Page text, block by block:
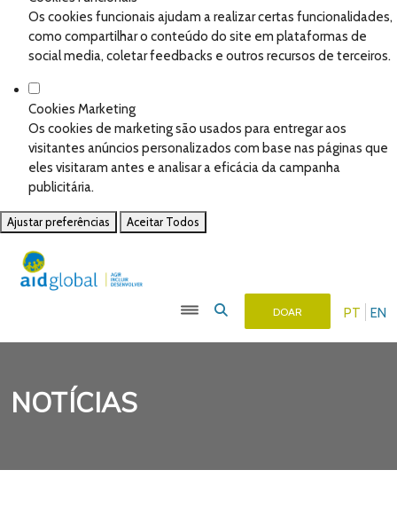
Os cookies funcionais ajudam a realizar certas funcionalidades,
como compartilhar o conteúdo do site em plataformas de
social media, coletar feedbacks e outros recursos de terceiros.
Cookies Marketing
Os cookies de marketing são usados para entregar aos
visitantes anúncios personalizados com base nas páginas que
eles visitaram antes e analisar a eficácia da campanha
publicitária.
Ajustar preferências Aceitar Todos
PT EN
DOAR
NOTÍCIAS